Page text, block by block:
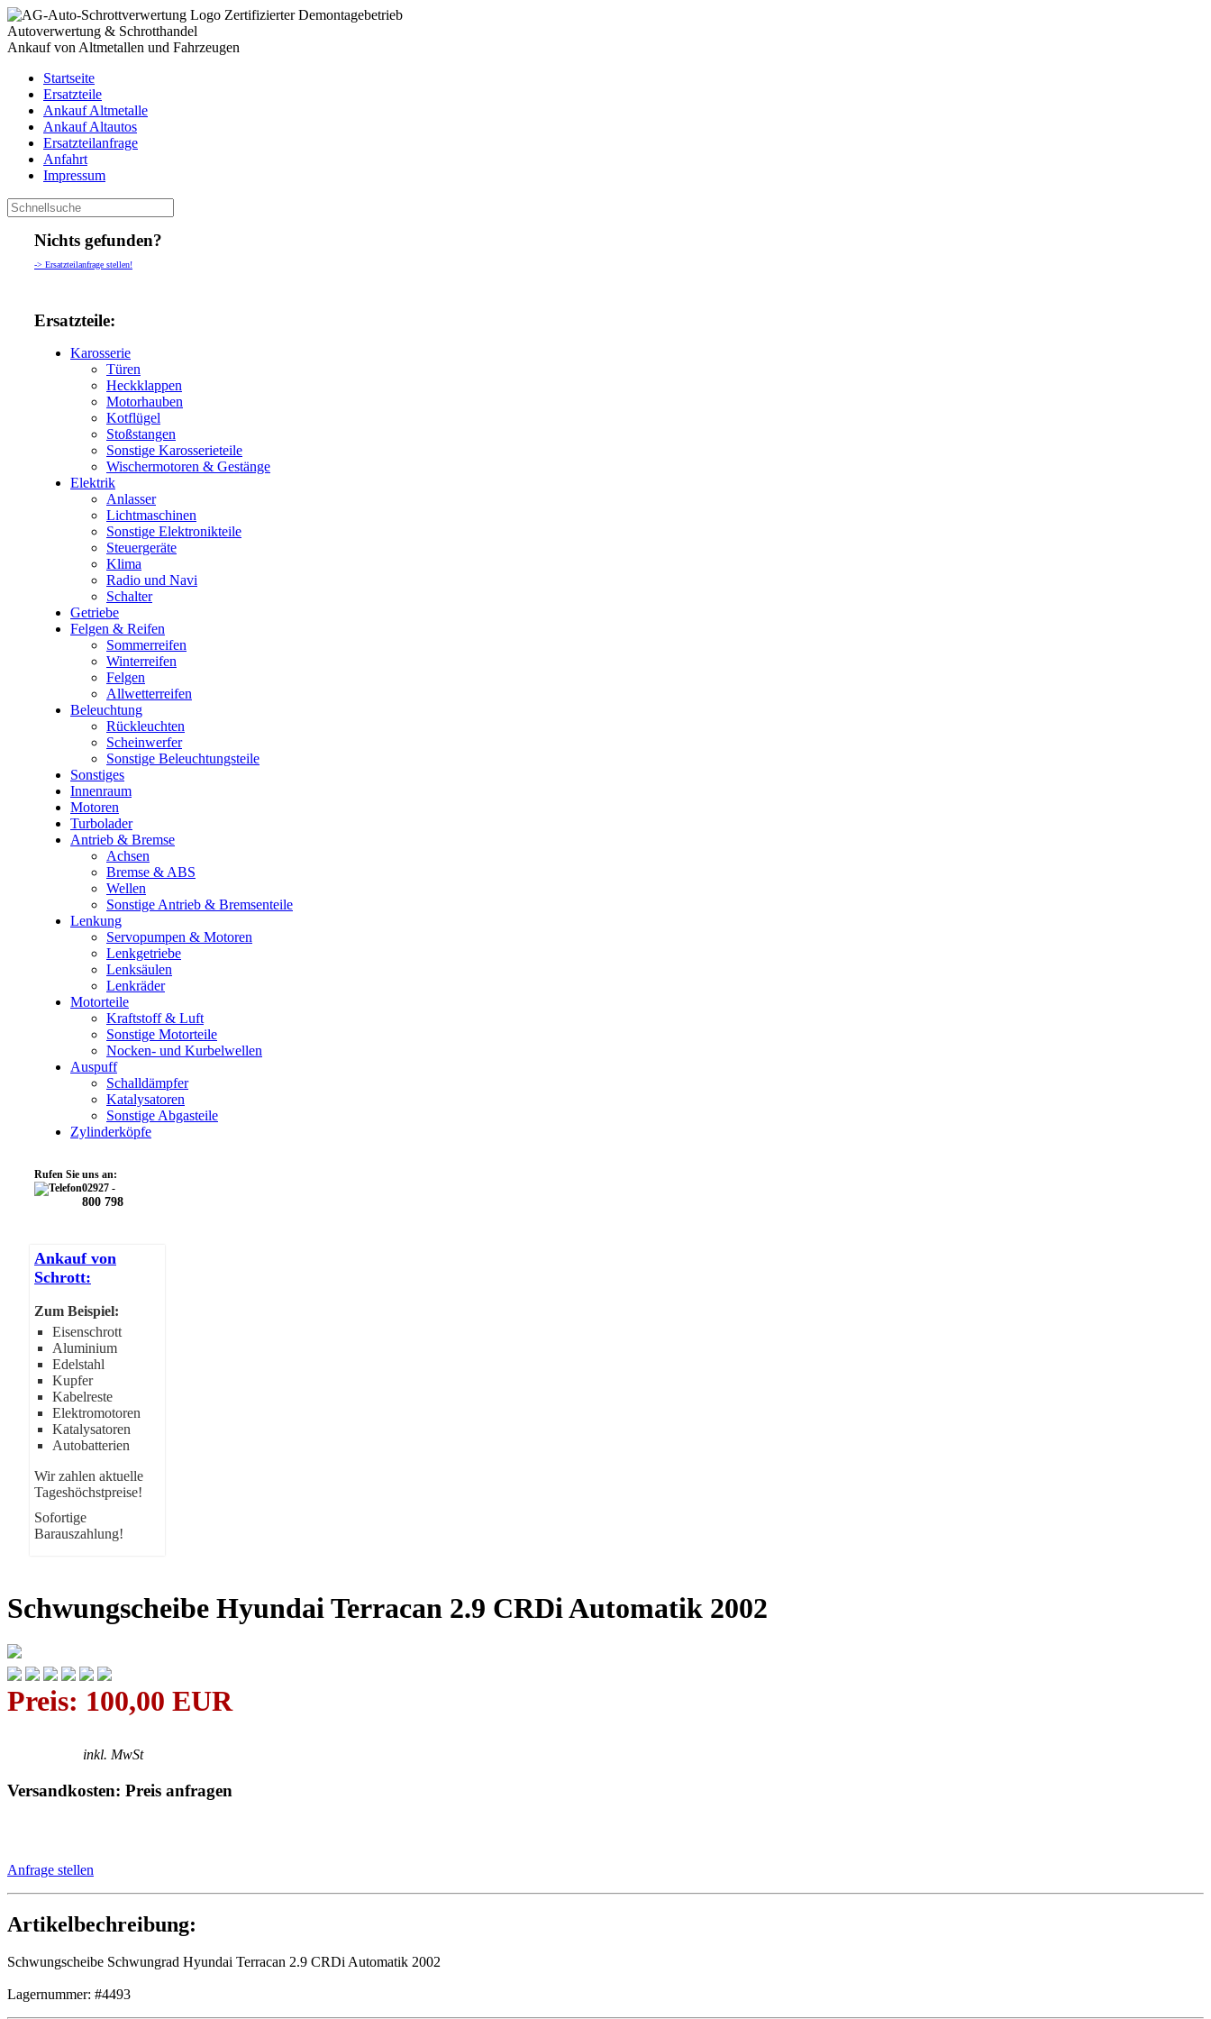
Zertifizierter Demontagebetrieb
Autoverwertung & Schrotthandel
Ankauf von Altmetallen und Fahrzeugen
Startseite
Ersatzteile
Ankauf Altmetalle
Ankauf Altautos
Ersatzteilanfrage
Anfahrt
Impressum
Nichts gefunden?
-> Ersatzteilanfrage stellen!
Ersatzteile:
Karosserie
Türen
Heckklappen
Motorhauben
Kotflügel
Stoßstangen
Sonstige Karosserieteile
Wischermotoren & Gestänge
Elektrik
Anlasser
Lichtmaschinen
Sonstige Elektronikteile
Steuergeräte
Klima
Radio und Navi
Schalter
Getriebe
Felgen & Reifen
Sommerreifen
Winterreifen
Felgen
Allwetterreifen
Beleuchtung
Rückleuchten
Scheinwerfer
Sonstige Beleuchtungsteile
Sonstiges
Innenraum
Motoren
Turbolader
Antrieb & Bremse
Achsen
Bremse & ABS
Wellen
Sonstige Antrieb & Bremsenteile
Lenkung
Servopumpen & Motoren
Lenkgetriebe
Lenksäulen
Lenkräder
Motorteile
Kraftstoff & Luft
Sonstige Motorteile
Nocken- und Kurbelwellen
Auspuff
Schalldämpfer
Katalysatoren
Sonstige Abgasteile
Zylinderköpfe
Rufen Sie uns an:
02927 -
800 798
Ankauf von
Schrott:
Zum Beispiel:
Eisenschrott
Aluminium
Edelstahl
Kupfer
Kabelreste
Elektromotoren
Katalysatoren
Autobatterien
Wir zahlen aktuelle
Tageshöchstpreise!
Sofortige
Barauszahlung!
Schwungscheibe Hyundai Terracan 2.9 CRDi Automatik 2002
Preis: 100,00 EUR
inkl. MwSt
Versandkosten: Preis anfragen
Anfrage stellen
Artikelbechreibung:
Schwungscheibe Schwungrad Hyundai Terracan 2.9 CRDi Automatik 2002
Lagernummer: #4493